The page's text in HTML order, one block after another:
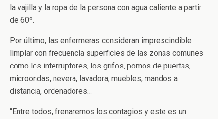
la vajilla y la ropa de la persona con agua caliente a partir
de 60º.
Por último, las enfermeras consideran imprescindible
limpiar con frecuencia superficies de las zonas comunes
como los interruptores, los grifos, pomos de puertas,
microondas, nevera, lavadora, muebles, mandos a
distancia, ordenadores…
“Entre todos, frenaremos los contagios y este es un